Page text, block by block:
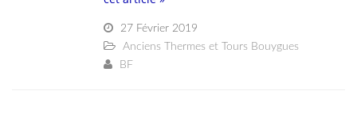
27 Février 2019
Anciens Thermes et Tours Bouygues
BF